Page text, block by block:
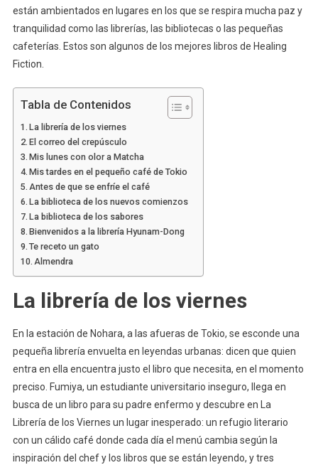
están ambientados en lugares en los que se respira mucha paz y
tranquilidad como las librerías, las bibliotecas o las pequeñas
cafeterías. Estos son algunos de los mejores libros de Healing
Fiction.
Tabla de Contenidos
La librería de los viernes
El correo del crepúsculo
Mis lunes con olor a Matcha
Mis tardes en el pequeño café de Tokio
Antes de que se enfríe el café
La biblioteca de los nuevos comienzos
La biblioteca de los sabores
Bienvenidos a la librería Hyunam-Dong
Te receto un gato
Almendra
La librería de los viernes
En la estación de Nohara, a las afueras de Tokio, se esconde una
pequeña librería envuelta en leyendas urbanas: dicen que quien
entra en ella encuentra justo el libro que necesita, en el momento
preciso. Fumiya, un estudiante universitario inseguro, llega en
busca de un libro para su padre enfermo y descubre en La
Librería de los Viernes un lugar inesperado: un refugio literario
con un cálido café donde cada día el menú cambia según la
inspiración del chef y los libros que se están leyendo, y tres